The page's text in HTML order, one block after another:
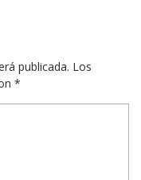
publicada. Los
*